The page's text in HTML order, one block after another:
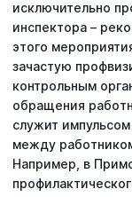
Номер
Email
Номер телефона
Номер
Номер
исключительно
инспектора –
этого
зачастую
контрольным
обращения
служит
между
Например, в